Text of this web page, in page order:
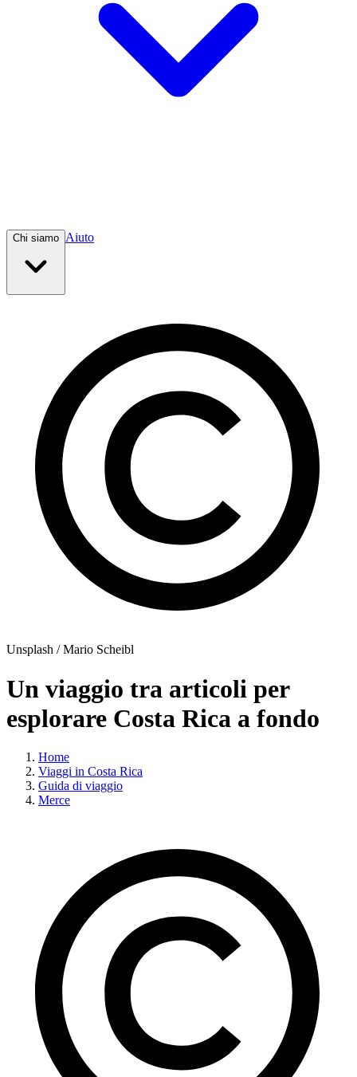
Chi siamo Aiuto
Unsplash / Mario Scheibl
Un viaggio tra articoli per
esplorare Costa Rica a fondo
Home
Viaggi in Costa Rica
Guida di viaggio
Merce